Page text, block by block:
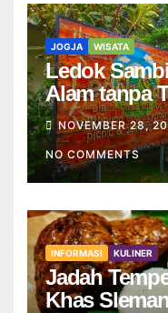
JOGJA WISATA
Ledok
Alam tanpa
NOVEMBER 28,
NO COMMENTS
INFORMASI KULINER
Jadah
Khas